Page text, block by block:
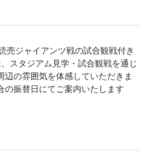
売ジャイアンツ戦の試合観戦付き
スタジアム見学・試合観戦を通じ
の雰囲気を体感していただきま
振替日にてご案内いたします